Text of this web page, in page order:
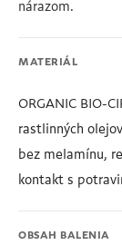
nárazom.
MATERIÁL
ORGANIC BIO-
rastlinných
bez melamínu,
kontakt s
OBSAH BALENIA